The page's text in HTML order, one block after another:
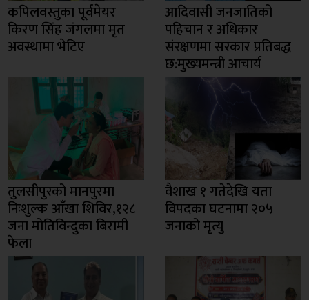
कपिलवस्तुका पूर्वमेयर
किरण सिंह जंगलमा मृत
अवस्थामा भेटिए
आदिवासी जनजातिको
पहिचान र अधिकार
संरक्षणमा सरकार प्रतिबद्ध
छ:मुख्यमन्त्री आचार्य
तुलसीपुरको मानपुरमा
निःशुल्क आँखा शिविर,१२८
जना मोतिविन्दुका बिरामी
फेला
वैशाख १ गतेदेखि यता
विपदका घटनामा २०५
जनाको मृत्यु